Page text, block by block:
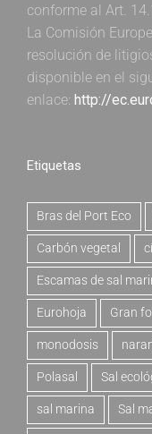
conforme al Art.
La Comisión
resolución de
disponible en el
enlace: http://
Etiquetas
Bras del Port Eco
Carbón vegetal
Escamas de sal
Eurohoja Gran
monodosis
Polasal Sal
sal marina Sal